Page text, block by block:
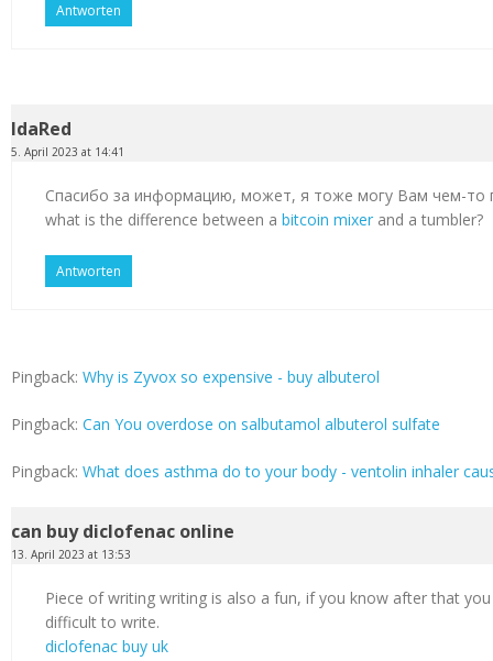
Antworten
IdaRed
5. April 2023 at 14:41
Спасибо за информацию, может, я тоже могу Вам чем-то
what is the difference between a bitcoin mixer and a tumbler?
Antworten
Pingback: Why is Zyvox so expensive - buy albuterol
Pingback: Can You overdose on salbutamol albuterol sulfate
Pingback: What does asthma do to your body - ventolin inhaler
can buy diclofenac online
13. April 2023 at 13:53
Piece of writing writing is also a fun, if you know after that
difficult to write.
diclofenac buy uk